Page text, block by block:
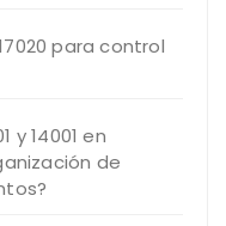
para control
y 14001 en
de